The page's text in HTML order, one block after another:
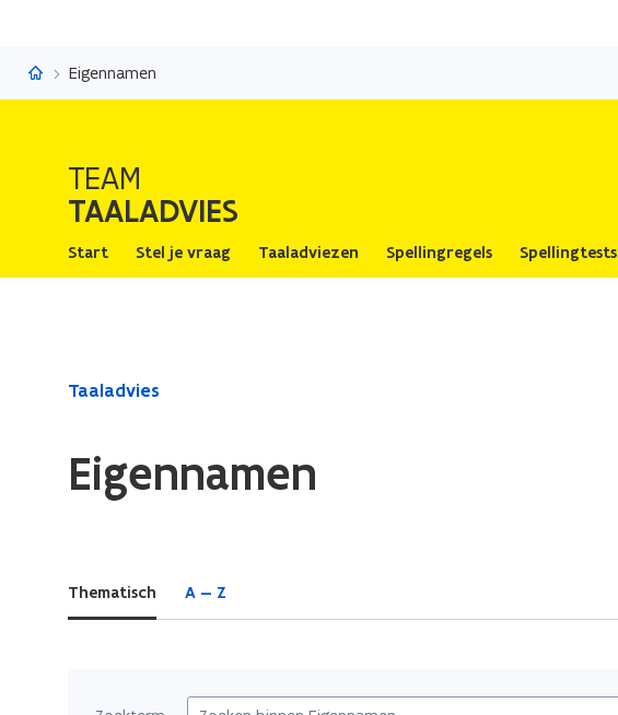
TaaladviesEigennamen
TEAM
TAALADVIES
Start Stel je vraag Taaladviezen Spellingregels Spellingtests
Gedaan
Eigennamen
Taaladvies
Eigennamen
Thematisch A — Z